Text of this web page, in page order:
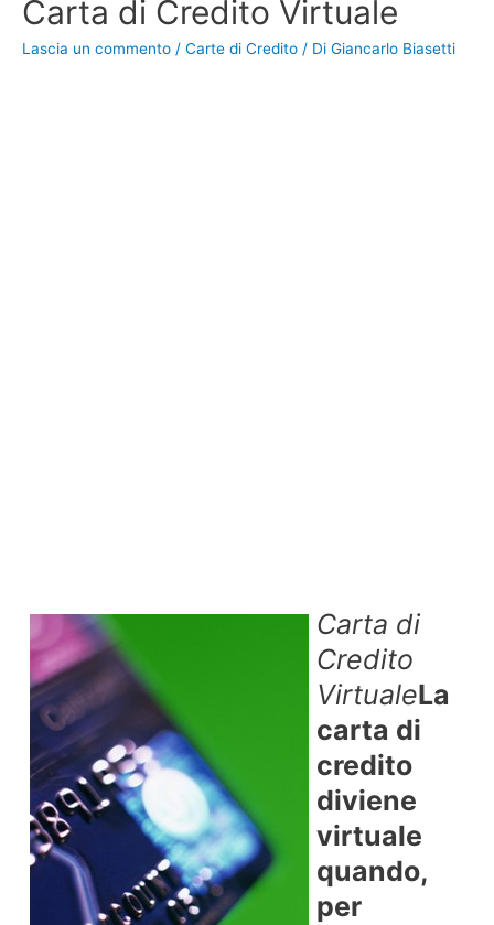
Carta di Credito Virtuale
Lascia un commento / Carte di Credito / Di Giancarlo Biasetti
Carta di
Credito
VirtualeLa
carta di
credito
diviene
virtuale
quando,
per